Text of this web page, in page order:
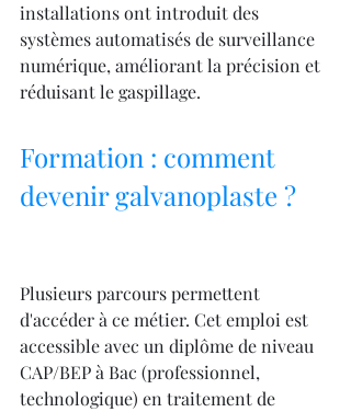
installations ont introduit des
systèmes automatisés de surveillance
numérique, améliorant la précision et
réduisant le gaspillage.
Formation : comment
devenir galvanoplaste ?
Plusieurs parcours permettent
d'accéder à ce métier. Cet emploi est
accessible avec un diplôme de niveau
CAP/BEP à Bac (professionnel,
technologique) en traitement de